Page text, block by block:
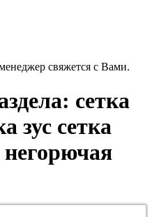
свяжется с Вами.
сетка
зус сетка
негорючая